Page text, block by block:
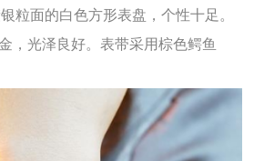
粒面的白色方形表盘，个性十足。
，光泽良好。表带采用棕色鳄鱼